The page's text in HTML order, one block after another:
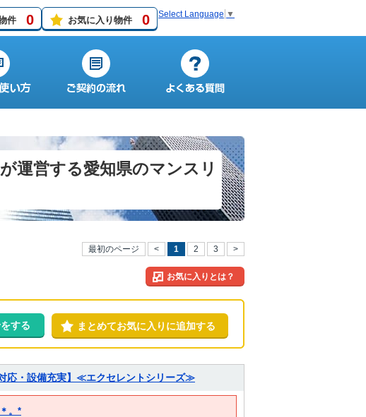
件 0 お気に入り物件 0 Select Language ▼
運営する愛知県のマンスリ
最初のページ < 1 2 3 >
お気に入りとは？
する まとめてお気に入りに追加する
応・設備充実】≪エクセレントシリーズ≫
。*